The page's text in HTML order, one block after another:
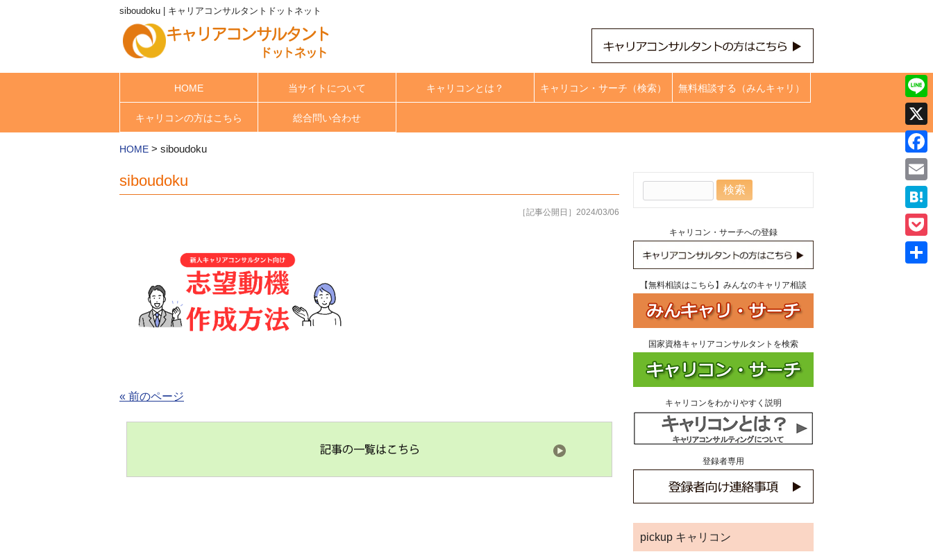
siboudoku | キャリアコンサルタントドットネット
HOME 当サイトについて キャリコンとは？ キャリコン・サーチ（検索） 無料相談する（みんキャリ）
キャリコンの方はこちら 総合問い合わせ
HOME > siboudoku
siboudoku
［記事公開日］2024/03/06
« 前のページ
キャリコン・サーチへの登録
【無料相談はこちら】みんなのキャリア相談
国家資格キャリアコンサルタントを検索
キャリコンをわかりやすく説明
登録者専用
pickup キャリコン
Line
X
Email